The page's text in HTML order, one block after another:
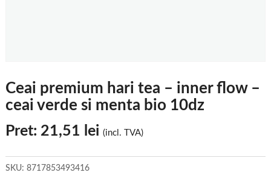
Ceai premium hari tea – inner flow –
ceai verde si menta bio 10dz
Pret: 21,51 lei (incl. TVA)
SKU: 8717853493416